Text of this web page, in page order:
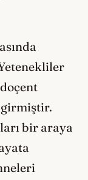
bir araya